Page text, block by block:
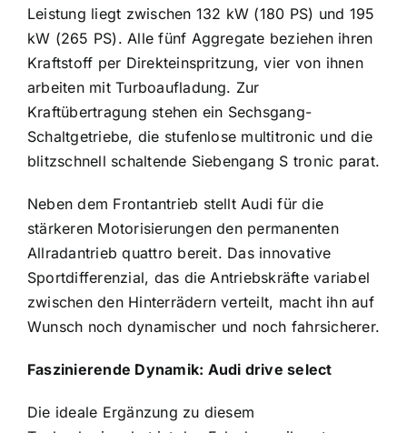
Leistung liegt zwischen 132 kW (180 PS) und 195
kW (265 PS). Alle fünf Aggregate beziehen ihren
Kraftstoff per Direkteinspritzung, vier von ihnen
arbeiten mit Turboaufladung. Zur
Kraftübertragung stehen ein Sechsgang-
Schaltgetriebe, die stufenlose multitronic und die
blitzschnell schaltende Siebengang S tronic parat.
Neben dem Frontantrieb stellt Audi für die
stärkeren Motorisierungen den permanenten
Allradantrieb quattro bereit. Das innovative
Sportdifferenzial, das die Antriebskräfte variabel
zwischen den Hinterrädern verteilt, macht ihn auf
Wunsch noch dynamischer und noch fahrsicherer.
Faszinierende Dynamik: Audi drive select
Die ideale Ergänzung zu diesem